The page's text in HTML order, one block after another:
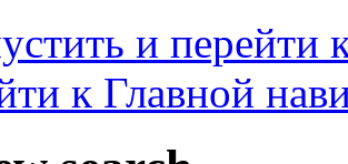
и перейти
к Главной